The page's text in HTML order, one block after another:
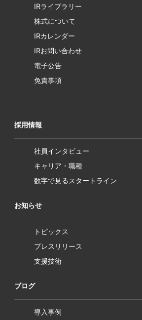
IRライブラリー
株式について
IRカレンダー
IRお問い合わせ
電子公告
免責事項
採用情報
社員インタビュー
キャリア・職種
数字で見るスタートライン
お知らせ
トピックス
プレスリリース
支援技術
ブログ
導入事例